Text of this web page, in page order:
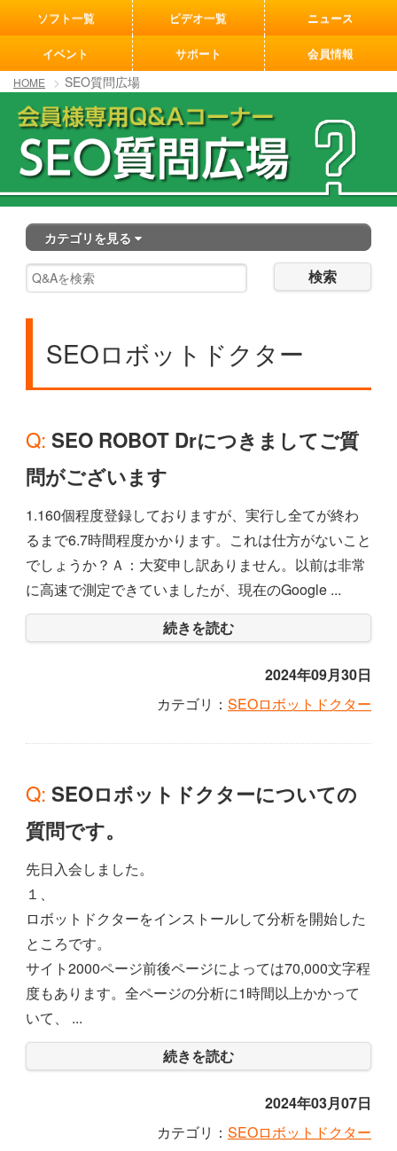
[an error occurred while processing this directive]
ソフト一覧 ビデオ一覧 ニュース
イベント サポート 会員情報
HOME SEO質問広場
カテゴリを見る
検索
SEOロボットドクター
Q: SEO ROBOT Drにつきましてご質
問がございます
1.160個程度登録しておりますが、実行し全てが終わ
るまで6.7時間程度かかります。これは仕方がないこと
でしょうか？Ａ：大変申し訳ありません。以前は非常
に高速で測定できていましたが、現在のGoogle ...
続きを読む
2024年09月30日
カテゴリ： SEOロボットドクター
Q: SEOロボットドクターについての
質問です。
先日入会しました。
１、
ロボットドクターをインストールして分析を開始した
ところです。
サイト2000ページ前後ページによっては70,000文字程
度もあります。全ページの分析に1時間以上かかって
いて、 ...
続きを読む
2024年03月07日
カテゴリ： SEOロボットドクター